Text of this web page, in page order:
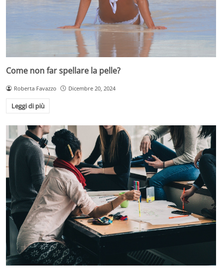
Come non far spellare la pelle?
Roberta Favazzo Dicembre 20, 2024
Leggi di più